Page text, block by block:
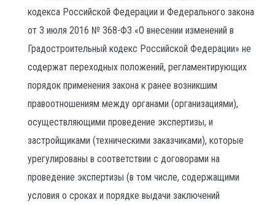
кодекса Российской Федерации и Федерального закона
от 3 июля 2016 № 368-ФЗ «О внесении изменений в
Градостроительный кодекс Российской Федерации» не
содержат переходных положений, регламентирующих
порядок применения закона к ранее возникшим
правоотношениям между органами (организациями),
осуществляющими проведение экспертизы, и
застройщиками (техническими заказчиками), которые
урегулированы в соответствии с договорами на
проведение экспертизы (в том числе, содержащими
условия о сроках и порядке выдачи заключений